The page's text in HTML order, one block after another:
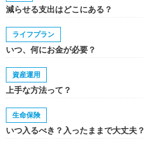
減らせる支出はどこにある？
ライフプラン
いつ、何にお金が必要？
資産運用
上手な方法って？
生命保険
いつ入るべき？入ったままで大丈夫？